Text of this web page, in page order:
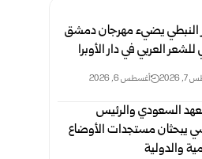
النبطي يضيء مهرجان دمشق
للشعر العربي في دار الأوبرا
2026 أغسطس 6, 2026
السعودي والرئيس
يبحثان مستجدات الأوضاع
والدولية